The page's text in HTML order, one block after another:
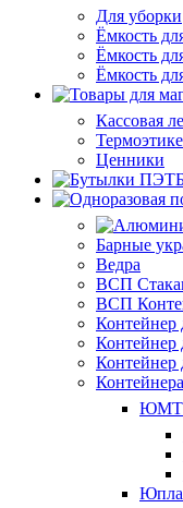
Для уборки
Ёмкость
Ёмкость
Ёмкость
Кассовая
Ценники
Барные
Ведра
ВСП
ВСП
Контейнер
Контейнер
Контейнер
Контейнера
ЮМТ